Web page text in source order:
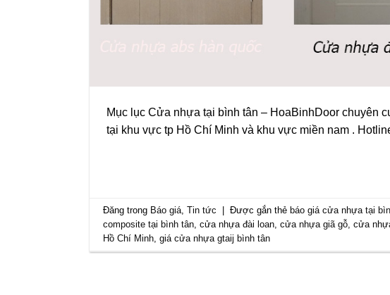
Mục lục Cửa nhựa tại bình tân – HoaBinhDoor chuyên
tại khu vực tp Hồ Chí Minh và khu vực miền nam .
Đăng trong Báo giá ,Tin tức | Được gắn thẻbáo giá cửa nhựa tại
composite tại bình tân ,cửa nhựa đài loan ,cửa nhựa giã gỗ ,cửa
Hồ Chí Minh ,giá cửa nhựa gtaij bình tân